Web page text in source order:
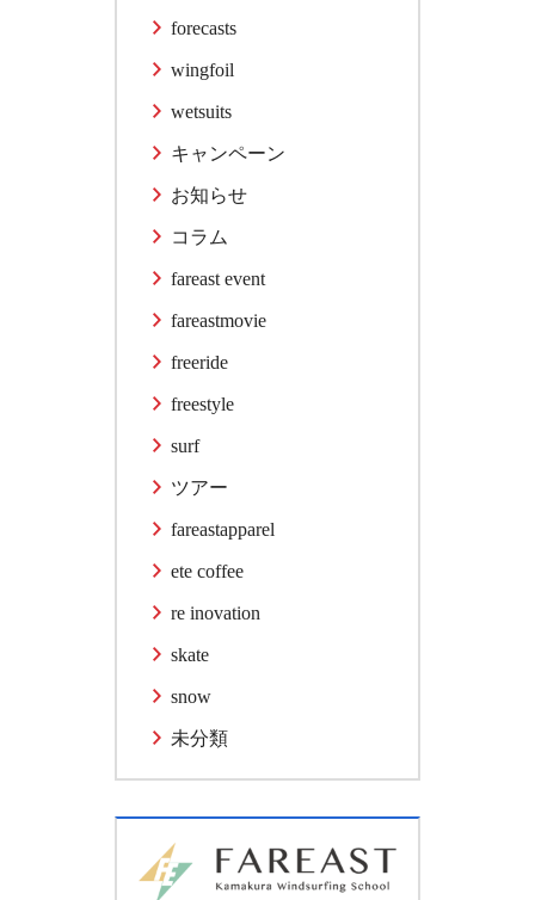
forecasts
wingfoil
wetsuits
キャンペーン
お知らせ
コラム
fareast event
fareastmovie
freeride
freestyle
surf
ツアー
fareastapparel
ete coffee
re inovation
skate
snow
未分類